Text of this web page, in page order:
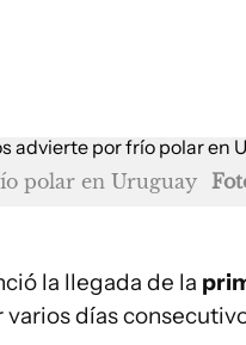
polar en Uruguay
la llegada de la
días